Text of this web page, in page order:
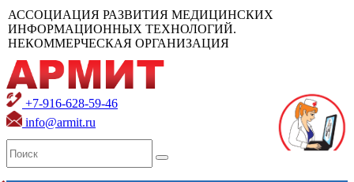
АССОЦИАЦИЯ РАЗВИТИЯ МЕДИЦИНСКИХ
ИНФОРМАЦИОННЫХ ТЕХНОЛОГИЙ.
НЕКОММЕРЧЕСКАЯ ОРГАНИЗАЦИЯ
+7-916-628-59-46
info@armit.ru